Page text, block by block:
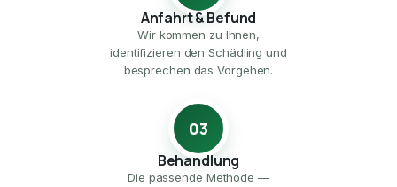
Anfahrt & Befund
Wir kommen zu Ihnen,
identifizieren den Schädling und
besprechen das Vorgehen.
03
Behandlung
Die passende Methode —